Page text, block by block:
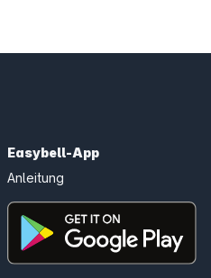
Easybell-App
Anleitung